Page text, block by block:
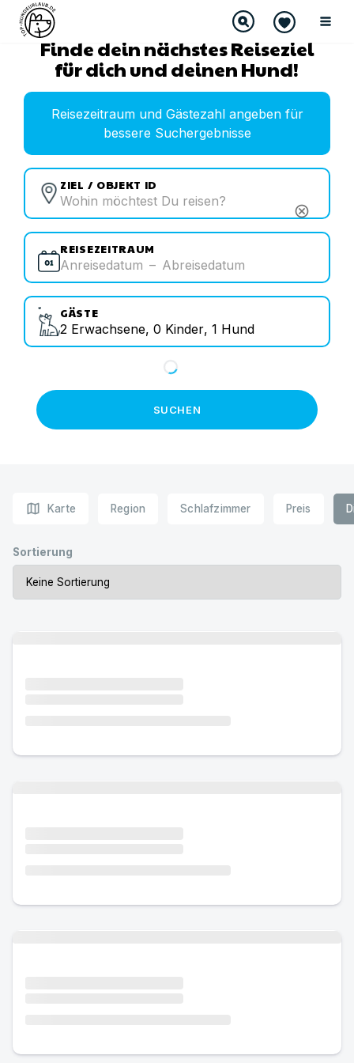
Finde dein nächstes Reiseziel
für dich und deinen Hund!
Reisezeitraum und Gästezahl angeben für
bessere Suchergebnisse
ZIEL / OBJEKT ID
cancel
REISEZEITRAUM
Anreisedatum – Abreisedatum
GÄSTE
2 Erwachsene, 0 Kinder, 1 Hund
SUCHEN
map Karte Region Schlafzimmer Preis
Sortierung